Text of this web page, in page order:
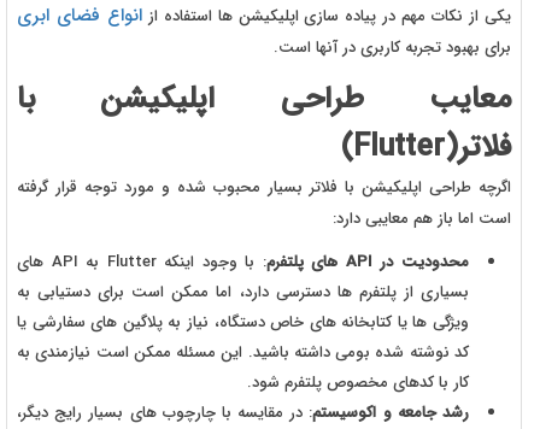
یکی از نکات مهم در پیاده سازی اپلیکیشن ها استفاده ازانواع فضای ابری
برای بهبود تجربه کاربری در آنها است.
معایب طراحی اپلیکیشن با
فلاتر(Flutter)
اگرچه طراحی اپلیکیشن با فلاتر بسیار محبوب شده و مورد توجه قرار گرفته
است اما باز هم معایبی دارد:
محدودیت در API های پلتفرم
: با وجود اینکه Flutter به API های
بسیاری از پلتفرم ها دسترسی دارد، اما ممکن است برای دستیابی به
ویژگی ها یا کتابخانه های خاص دستگاه، نیاز به پلاگین های سفارشی یا
کد نوشته شده بومی داشته باشید. این مسئله ممکن است نیازمندی به
کار با کدهای مخصوص پلتفرم شود.
رشد جامعه و اکوسیستم: در مقایسه با چارچوب های بسیار رایج دیگر،